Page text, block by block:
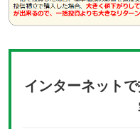
インターネット